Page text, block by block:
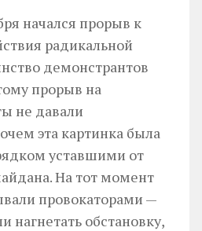
начался прорыв к
радикальной
демонстрантов
прорыв на
не давали
эта картинка была
уставшими от
На тот момент
провокаторами —
нагнетать обстановку,